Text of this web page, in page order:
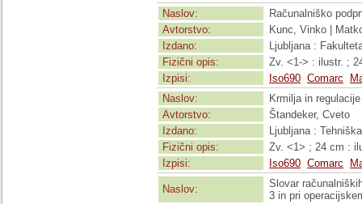
Naslov:
Računalniško
Avtorstvo:
Kunc, Vinko |
Izdano:
Ljubljana :
Fizični opis:
Zv. <1-> : ilustr. ;
Izpisi:
Iso690 Comarc
Naslov:
Krmilja in regulacije
Avtorstvo:
Štandeker, Cveto
Izdano:
Ljubljana :
Fizični opis:
Zv. <1> ; 24 cm :
Izpisi:
Iso690 Comarc
Naslov:
Slovar
3 in pri